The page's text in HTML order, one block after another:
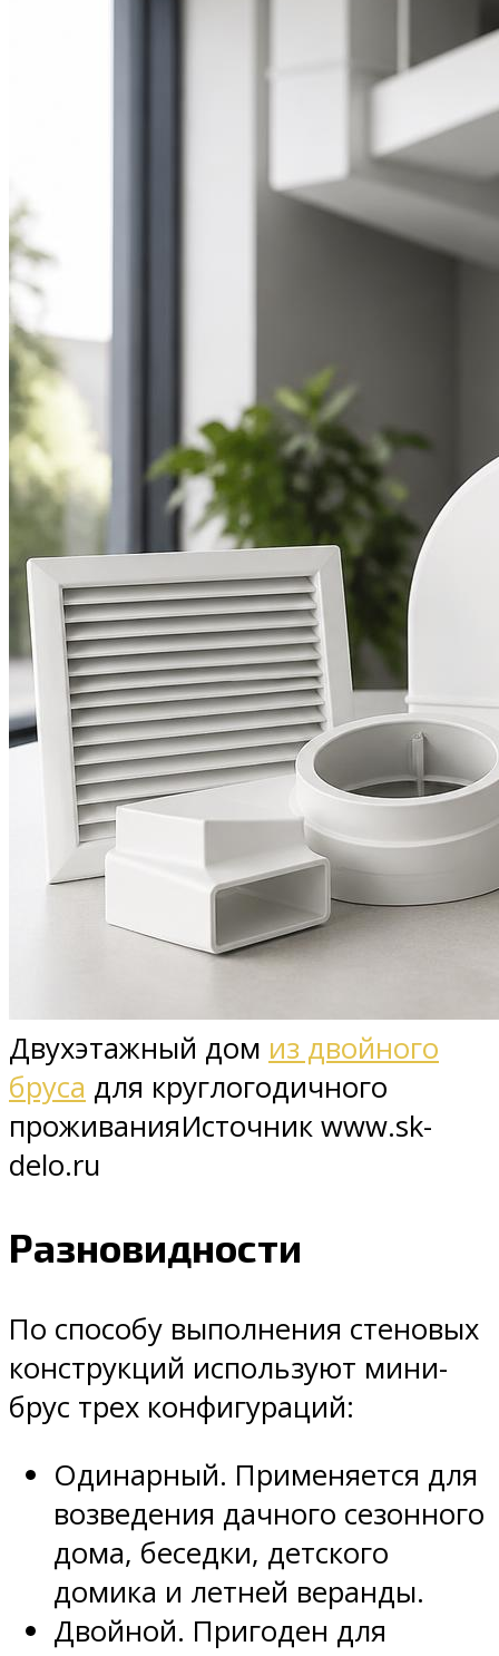
Двухэтажный дом из двойного
бруса для круглогодичного
проживанияИсточник www.sk-
delo.ru
Разновидности
По способу выполнения стеновых
конструкций используют мини-
брус трех конфигураций:
Одинарный. Применяется для
возведения дачного сезонного
дома, беседки, детского
домика и летней веранды.
Двойной. Пригоден для